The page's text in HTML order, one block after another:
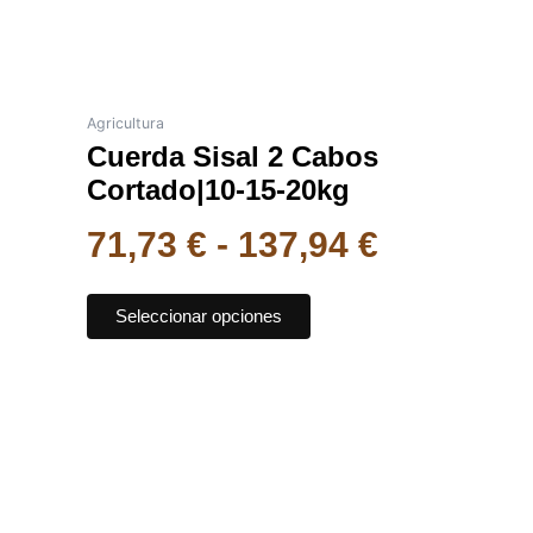
Agricultura
Cuerda Sisal 2 Cabos
Cortado|10-15-20kg
71,73 € - 137,94 €
Seleccionar opciones
producto